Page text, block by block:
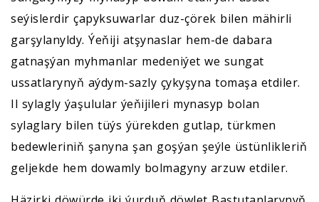
seýislerdir çapyksuwarlar duz-çörek bilen mähirli
garşylanyldy. Ýeňiji atşynaslar hem-de dabara
gatnaşýan myhmanlar medeniýet we sungat
ussatlarynyň aýdym-sazly çykyşyna tomaşa etdiler.
Il sylagly ýaşulular ýeňijileri mynasyp bolan
sylaglary bilen tüýs ýürekden gutlap, türkmen
bedewleriniň şanyna şan goşýan şeýle üstünlikleriň
geljekde hem dowamly bolmagyny arzuw etdiler.